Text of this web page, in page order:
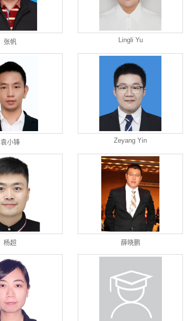
张帆 Lingli Yu
袁小锋 Zeyang Yin
杨超 薛晓鹏